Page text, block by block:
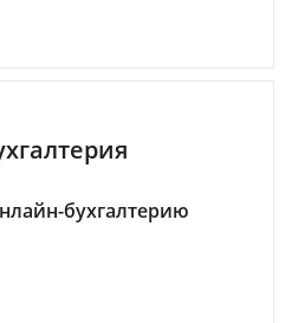
бухгалтерию